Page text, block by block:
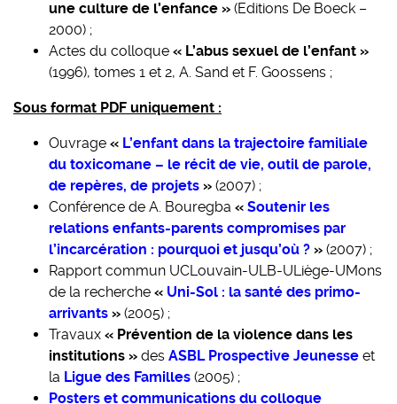
une culture de l’enfance » (Editions De Boeck –
2000) ;
Actes du colloque « L’abus sexuel de l’enfant »
(1996), tomes 1 et 2, A. Sand et F. Goossens ;
Sous format PDF uniquement :
Ouvrage « L’enfant dans la trajectoire familiale
du toxicomane – le récit de vie, outil de parole,
de repères, de projets » (2007) ;
Conférence de A. Bouregba « Soutenir les
relations enfants-parents compromises par
l’incarcération : pourquoi et jusqu’où ? » (2007) ;
Rapport commun UCLouvain-ULB-ULiège-UMons
de la recherche « Uni-Sol : la santé des primo-
arrivants » (2005) ;
Travaux « Prévention de la violence dans les
institutions » des ASBL Prospective Jeunesse et
la Ligue des Familles (2005) ;
Posters et communications du colloque